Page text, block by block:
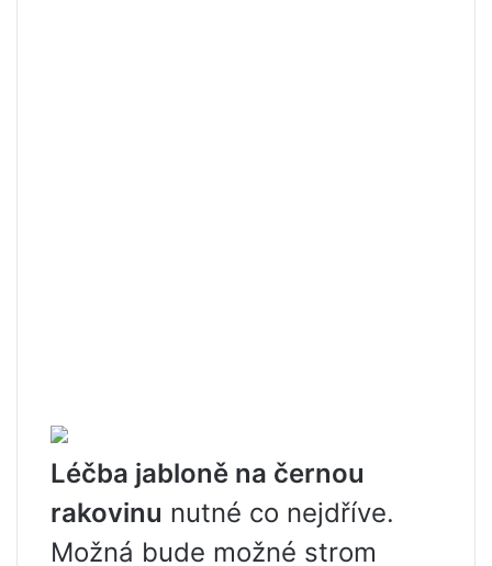
Léčba jabloně na černou
rakovinu nutné co nejdříve.
Možná bude možné strom